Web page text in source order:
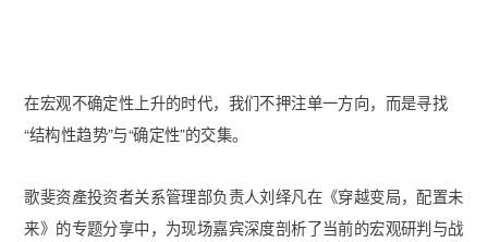
在宏观不确定性上升的时代，我们不押注单一方向，而是寻找
“结构性趋势”与“确定性”的交集。
歌斐资產投资者关系管理部负责人刘绎凡在《穿越变局，配置未
来》的专题分享中，为现场嘉宾深度剖析了当前的宏观研判与战